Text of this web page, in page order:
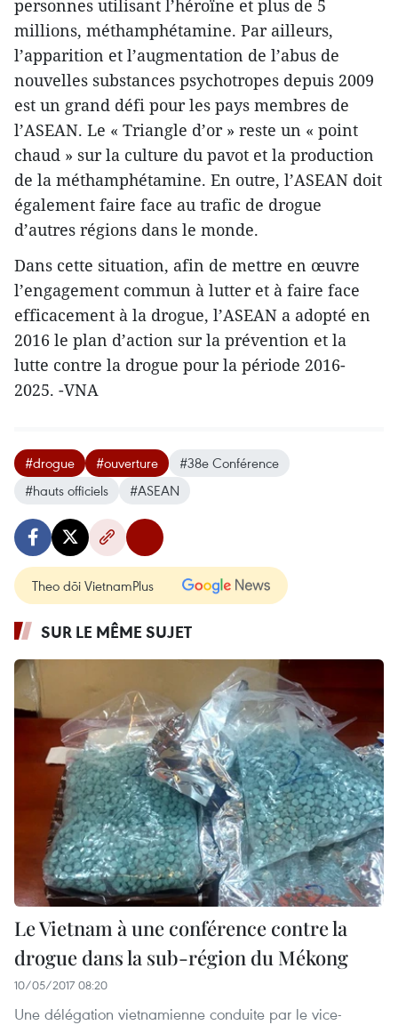
personnes utilisant l’héroïne et plus de 5
millions, méthamphétamine. Par ailleurs,
l’apparition et l’augmentation de l’abus de
nouvelles substances psychotropes depuis 2009
est un grand défi pour les pays membres de
l’ASEAN. Le « Triangle d’or » reste un « point
chaud » sur la culture du pavot et la production
de la méthamphétamine. En outre, l’ASEAN doit
également faire face au trafic de drogue
d’autres régions dans le monde.
Dans cette situation, afin de mettre en œuvre
l’engagement commun à lutter et à faire face
efficacement à la drogue, l’ASEAN a adopté en
2016 le plan d’action sur la prévention et la
lutte contre la drogue pour la période 2016-
2025. -VNA
#drogue #ouverture
#38e Conférence
#hauts officiels
#ASEAN
Theo dõi VietnamPlus
SUR LE MÊME SUJET
Le Vietnam à une conférence contre la
drogue dans la sub-région du Mékong
10/05/2017 08:20
Une délégation vietnamienne conduite par le vice-